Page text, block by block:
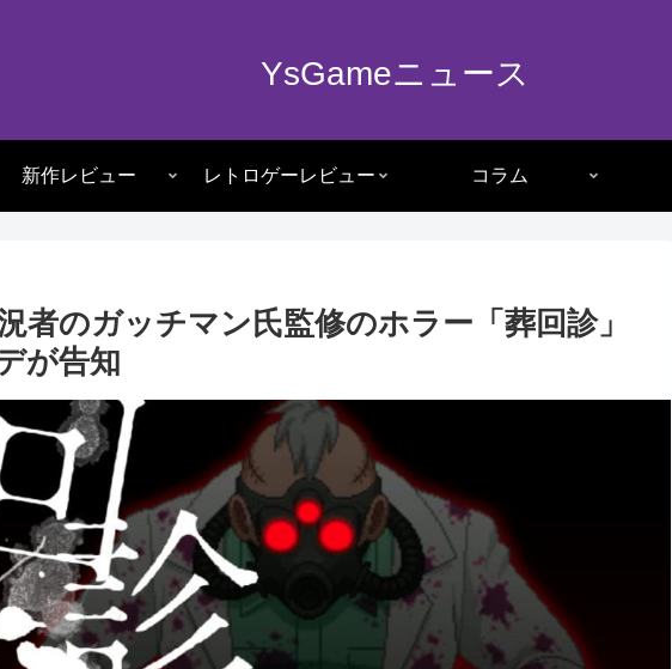
YsGameニュース
新作レビュー レトロゲーレビュー コラム
者のガッチマン氏監修のホラー「葬回診」
が告知